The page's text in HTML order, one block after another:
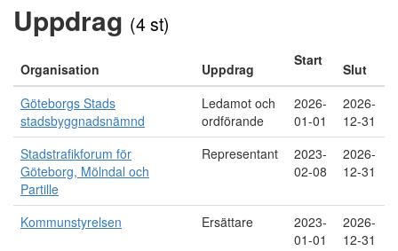
Uppdrag (4 st)
Organisation Uppdrag
Start
Slut
Göteborgs Stads
stadsbyggnadsnämnd
Ledamot och
ordförande
2026-
01-01
2026-
12-31
Stadstrafikforum för
Göteborg, Mölndal och
Partille
Representant
2023-
02-08
2026-
12-31
Kommunstyrelsen Ersättare
2023-
01-01
2026-
12-31